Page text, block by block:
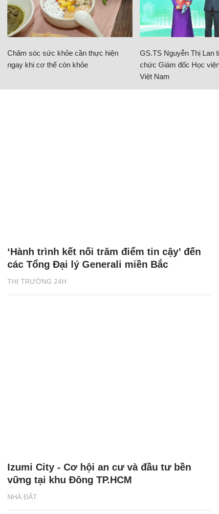
Chăm sóc sức khỏe cần thực hiện
ngay khi cơ thể còn khỏe
GS.TS Nguyễn Thị Lan
chức Giám đốc Học
Việt Nam
THỊ TRƯỜNG 24H
‘Hành trình kết nối trăm điểm tin cậy’ đến
các Tổng Đại lý Generali miền Bắc
NHÀ ĐẤT
Izumi City - Cơ hội an cư và đầu tư bền
vững tại khu Đông TP.HCM